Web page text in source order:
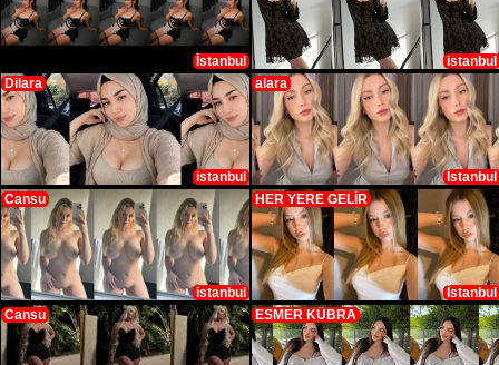
İstanbul
istanbul
Dilara
istanbul
alara
İstanbul
Cansu
istanbul
HER YERE GELİR
İstanbul
Cansu
ESMER KÜBRA